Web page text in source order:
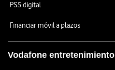
PS5 digital
Financiar móvil a plazos
Vodafone entretenimiento